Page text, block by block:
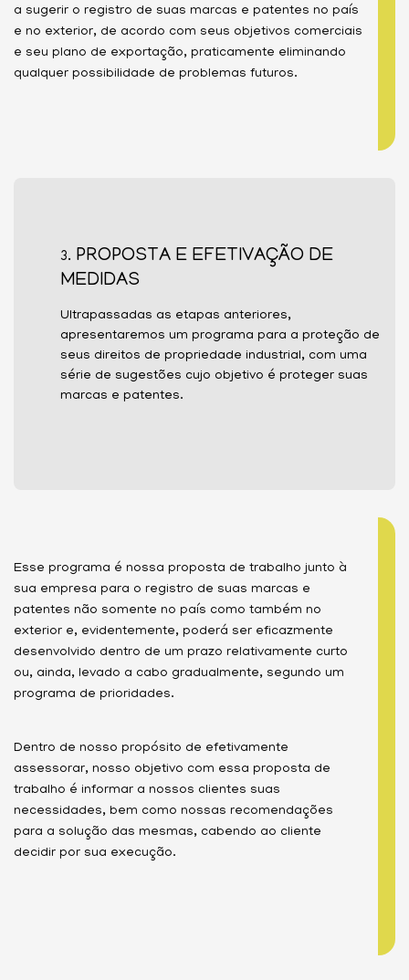
a sugerir o registro de suas marcas e patentes no país
e no exterior, de acordo com seus objetivos comerciais
e seu plano de exportação, praticamente eliminando
qualquer possibilidade de problemas futuros.
3. PROPOSTA E EFETIVAÇÃO DE
MEDIDAS
Ultrapassadas as etapas anteriores,
apresentaremos um programa para a proteção de
seus direitos de propriedade industrial, com uma
série de sugestões cujo objetivo é proteger suas
marcas e patentes.
Esse programa é nossa proposta de trabalho junto à
sua empresa para o registro de suas marcas e
patentes não somente no país como também no
exterior e, evidentemente, poderá ser eficazmente
desenvolvido dentro de um prazo relativamente curto
ou, ainda, levado a cabo gradualmente, segundo um
programa de prioridades.
Dentro de nosso propósito de efetivamente
assessorar, nosso objetivo com essa proposta de
trabalho é informar a nossos clientes suas
necessidades, bem como nossas recomendações
para a solução das mesmas, cabendo ao cliente
decidir por sua execução.